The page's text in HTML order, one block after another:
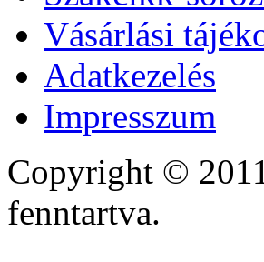
Vásárlási
Adatkezelés
Impresszum
Copyright ©
fenntartva.